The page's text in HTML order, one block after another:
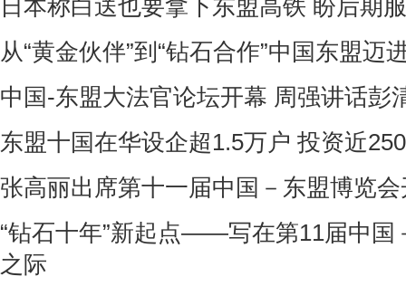
日本称白送也要拿下东盟高铁 盼后期
从“黄金伙伴”到“钻石合作”中国东盟迈
中国-东盟大法官论坛开幕 周强讲话彭
东盟十国在华设企超1.5万户 投资近
张高丽出席第十一届中国－东盟博览
“钻石十年”新起点——写在第11届中国
之际